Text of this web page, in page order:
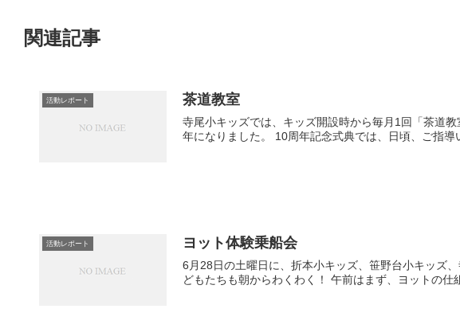
関連記事
活動レポート 茶道教室
寺尾小キッズでは、キッズ開設時から毎月1回「茶道
年になりました。 10周年記念式典では、日頃、ご指導
活動レポート ヨット体験乗船会
6月28日の土曜日に、折本小キッズ、笹野台小キッズ
どもたちも朝からわくわく！ 午前はまず、ヨットの仕